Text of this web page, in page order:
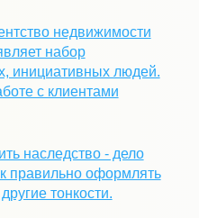
недвижимости
набор
инициативных людей.
с клиентами
наследство - дело
правильно оформлять
тонкости.